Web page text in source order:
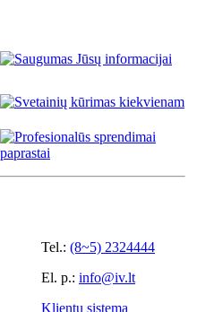
Tel.: (8~5) 2324444
El. p.: info@iv.lt
Klientų sistema